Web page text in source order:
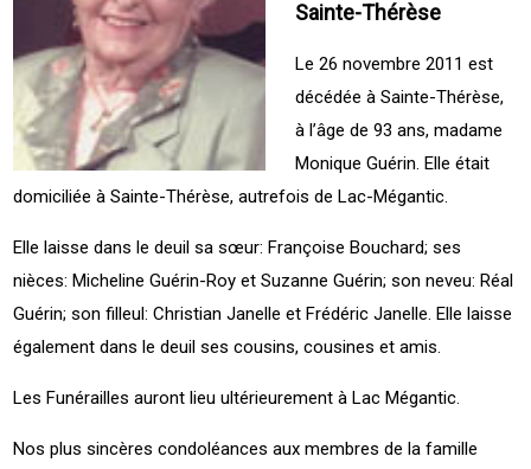
Sainte-Thérèse
Le 26 novembre 2011 est
décédée à Sainte-Thérèse,
à l’âge de 93 ans, madame
Monique Guérin. Elle était
domiciliée à Sainte-Thérèse, autrefois de Lac-Mégantic.
Elle laisse dans le deuil sa sœur: Françoise Bouchard; ses
nièces: Micheline Guérin-Roy et Suzanne Guérin; son neveu: Réal
Guérin; son filleul: Christian Janelle et Frédéric Janelle. Elle laisse
également dans le deuil ses cousins, cousines et amis.
Les Funérailles auront lieu ultérieurement à Lac Mégantic.
Nos plus sincères condoléances aux membres de la famille